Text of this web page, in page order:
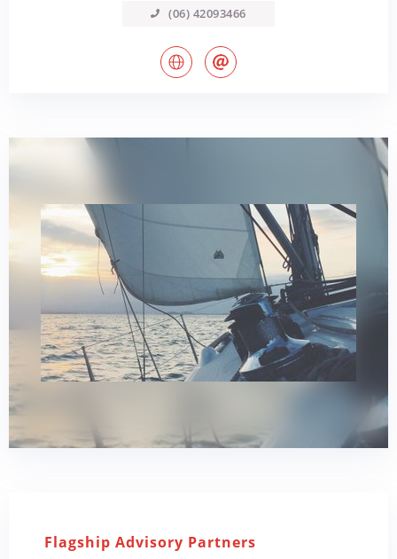
(06) 42093466
Flagship Advisory Partners